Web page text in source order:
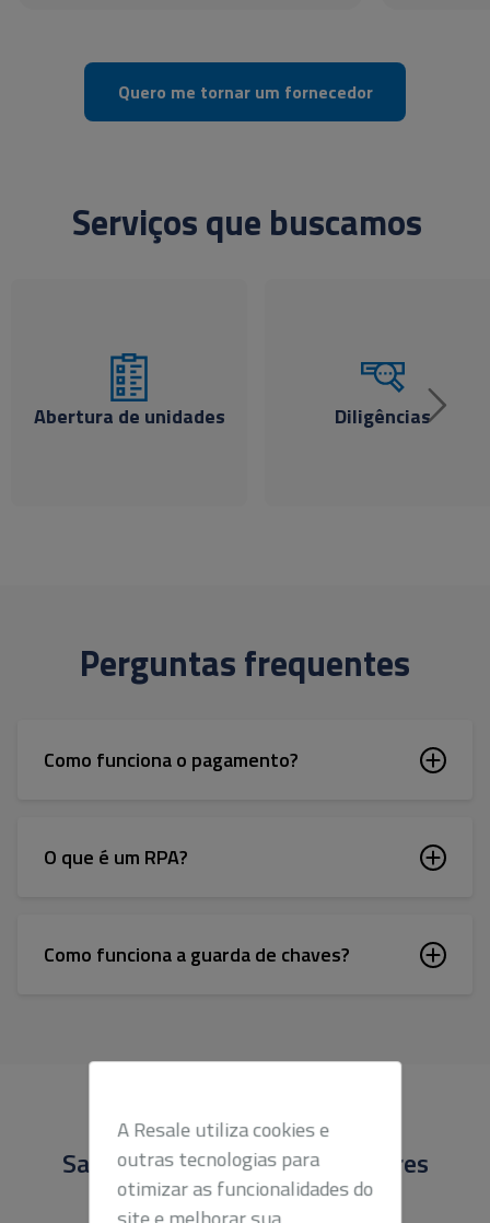
outras tecnologias para
otimizar as funcionalidades do
site e melhorar sua
experiência de compra.
Quero me tornar um fornecedor
Serviços que buscamos
Abertura de unidades Diligências
Perguntas frequentes
Como funciona o pagamento?
O que é um RPA?
Como funciona a guarda de chaves?
Saiba o que nossos fornecedores
credenciados estão falando